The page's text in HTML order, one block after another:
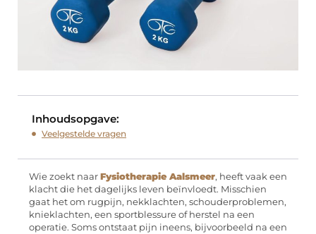
Inhoudsopgave:
Veelgestelde vragen
Wie zoekt naar Fysiotherapie Aalsmeer, heeft vaak een
klacht die het dagelijks leven beïnvloedt. Misschien
gaat het om rugpijn, nekklachten, schouderproblemen,
knieklachten, een sportblessure of herstel na een
operatie. Soms ontstaat pijn ineens, bijvoorbeeld na een